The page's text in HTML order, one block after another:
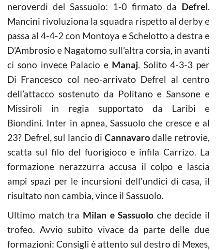
neroverdi del Sassuolo: 1-0 firmato da Defrel.
Mancini rivoluziona la squadra rispetto al derby e
passa al 4-4-2 con Montoya e Schelotto a destra e
D’Ambrosio e Nagatomo sull’altra corsia, in avanti
ci sono invece Palacio e Manaj. Solito 4-3-3 per
Di Francesco col neo-arrivato Defrel al centro
dell’attacco sostenuto da Politano e Sansone e
Missiroli in regia supportato da Laribi e
Biondini. Inter in apnea, Sassuolo che cresce e al
23? Defrel, sul lancio di Cannavarodalle retrovie,
scatta sul filo del fuorigioco e infila Carrizo. La
formazione nerazzurra accusa il colpo e lascia
ampi spazi per le incursioni dell’undici di casa, il
risultato non cambia, vince il Sassuolo.
Ultimo match tra Milan e Sassuolo che decide il
trofeo. Avvio subito vivace da parte delle due
formazioni: Consigli è attento sul destro di Mexes,